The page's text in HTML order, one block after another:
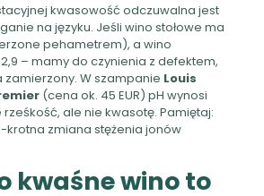
kwasowość odczuwalna jest
na języku. Jeśli wino stołowe ma
pehametrem), a wino
– mamy do czynienia z defektem,
W szampanie Louis
(cena ok. 45 EUR) pH wynosi
rześkość, ale nie kwasotę. Pamiętaj:
krotna zmiana stężenia jonów
kwaśne wino to